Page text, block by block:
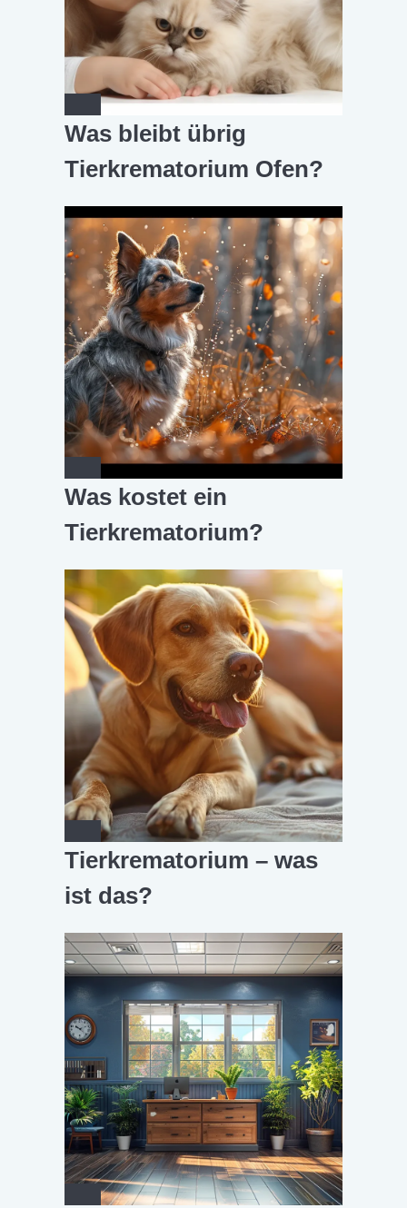
Was bleibt übrig
Tierkrematorium Ofen?
Was kostet ein
Tierkrematorium?
Tierkrematorium – was
ist das?